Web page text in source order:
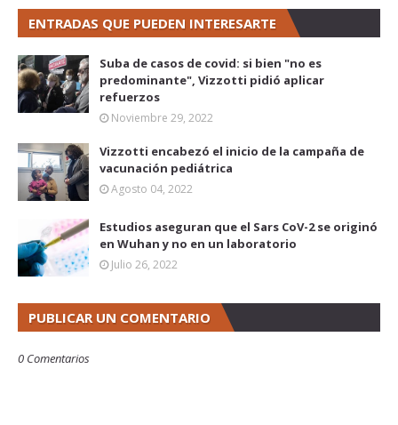
ENTRADAS QUE PUEDEN INTERESARTE
Suba de casos de covid: si bien "no es
predominante", Vizzotti pidió aplicar
refuerzos
Noviembre 29, 2022
Vizzotti encabezó el inicio de la campaña de
vacunación pediátrica
Agosto 04, 2022
Estudios aseguran que el Sars CoV-2 se originó
en Wuhan y no en un laboratorio
Julio 26, 2022
PUBLICAR UN COMENTARIO
0 Comentarios